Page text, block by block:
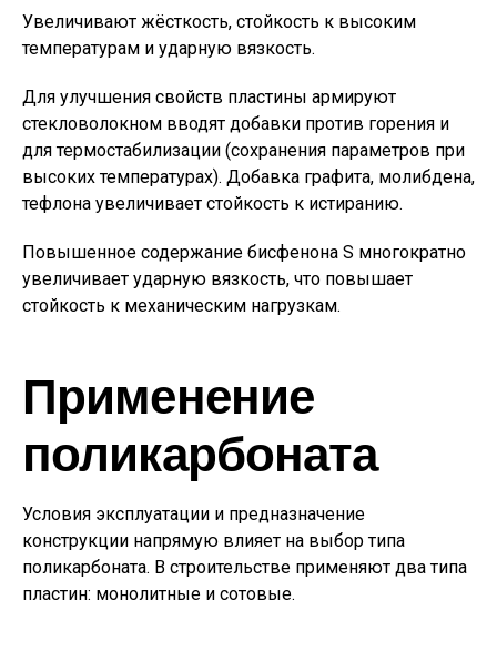
Увеличивают жёсткость, стойкость к высоким
температурам и ударную вязкость.
Для улучшения свойств пластины армируют
стекловолокном вводят добавки против горения и
для термостабилизации (сохранения параметров при
высоких температурах). Добавка графита, молибдена,
тефлона увеличивает стойкость к истиранию.
Повышенное содержание бисфенона S многократно
увеличивает ударную вязкость, что повышает
стойкость к механическим нагрузкам.
Применение
поликарбоната
Условия эксплуатации и предназначение
конструкции напрямую влияет на выбор типа
поликарбоната. В строительстве применяют два типа
пластин: монолитные и сотовые.